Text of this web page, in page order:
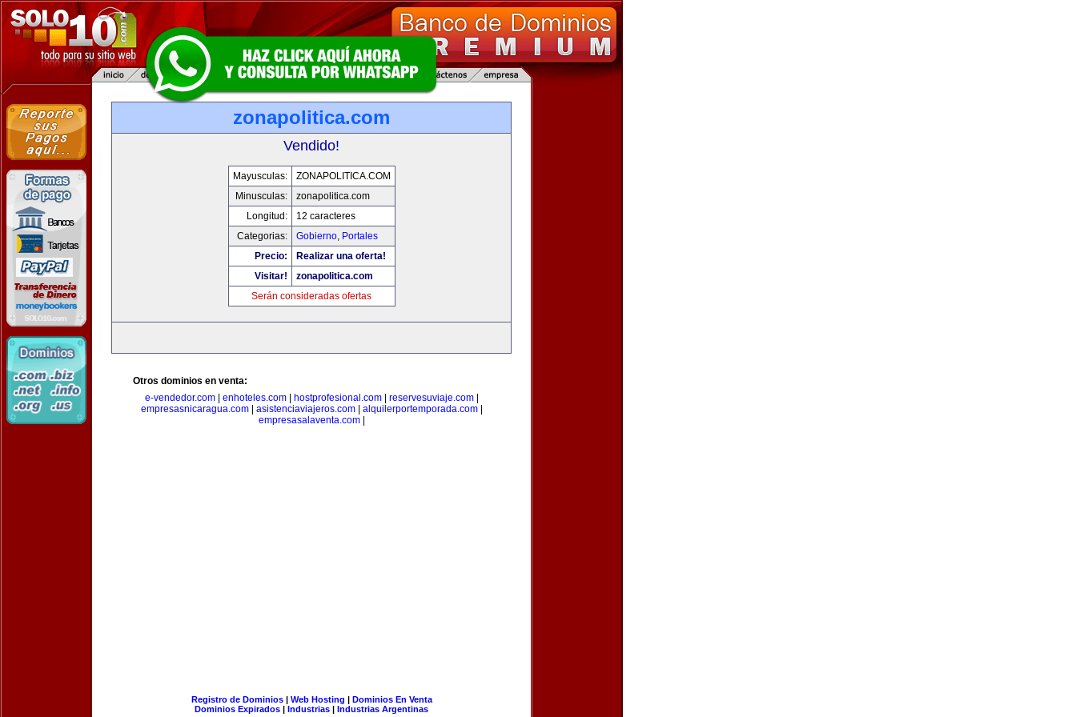
zonapolitica.com
Vendido!
Mayusculas:
ZONAPOLITICA.COM
Minusculas:
zonapolitica.com
Longitud:
12 caracteres
Categorias:
Gobierno, Portales
Precio:
Realizar una oferta!
Visitar!
zonapolitica.com
Serán consideradas ofertas
Otros dominios en venta:
e-vendedor.com| enhoteles.com| hostprofesional.com| reservesuviaje.com|
empresasnicaragua.com| asistenciaviajeros.com| alquilerportemporada.com|
empresasalaventa.com|
Registro de Dominios| Web Hosting | Dominios En Venta
Dominios Expirados | Industrias | Industrias Argentinas